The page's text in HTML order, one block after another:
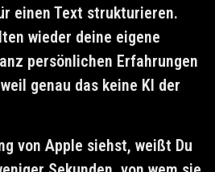
einen Text strukturieren.
wieder deine eigene
persönlichen Erfahrungen
genau das keine KI der
von Apple siehst, weißt Du